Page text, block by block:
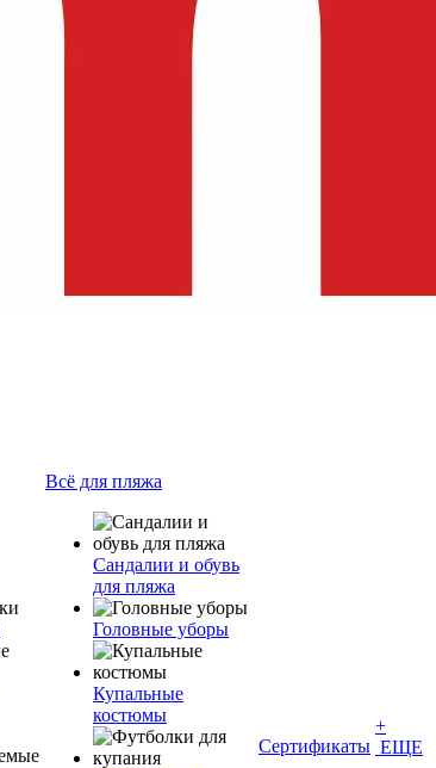
Всё для пляжа
Сандалии и обувь
для пляжа
Головные уборы
Купальные
костюмы
Сертификаты
+
ЕЩЕ